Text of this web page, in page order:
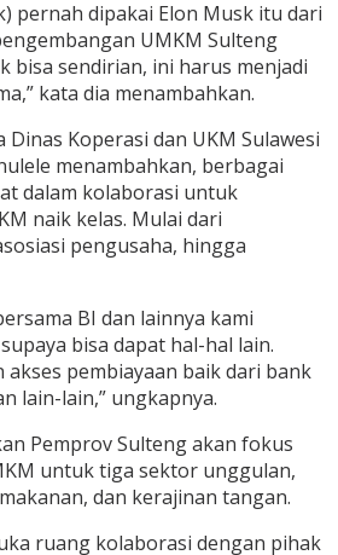
pernah dipakai Elon Musk itu dari
UMKM Sulteng
bisa sendirian, ini harus menjadi
kata dia menambahkan.
Dinas Koperasi dan UKM Sulawesi
menambahkan, berbagai
dalam kolaborasi untuk
naik kelas. Mulai dari
pengusaha, hingga
BI dan lainnya kami
bisa dapat hal-hal lain.
akses pembiayaan baik dari bank
lain-lain,” ungkapnya.
Pemprov Sulteng akan fokus
untuk tiga sektor unggulan,
dan kerajinan tangan.
ruang kolaborasi dengan pihak